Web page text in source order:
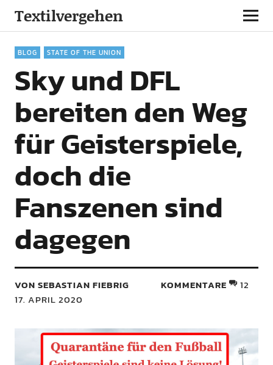
Textilvergehen
BLOG STATE OF THE UNION
Sky und DFL
bereiten den Weg
für Geisterspiele,
doch die
Fanszenen sind
dagegen
VON SEBASTIAN FIEBRIG
17. APRIL 2020
KOMMENTARE 12